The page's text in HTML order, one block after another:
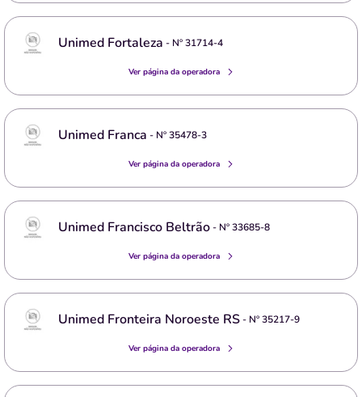
Unimed Fortaleza - Nº31714-4
Ver página da operadora
Unimed Franca - Nº35478-3
Ver página da operadora
Unimed Francisco Beltrão- Nº33685-8
Ver página da operadora
Unimed Fronteira Noroeste RS- Nº35217-9
Ver página da operadora